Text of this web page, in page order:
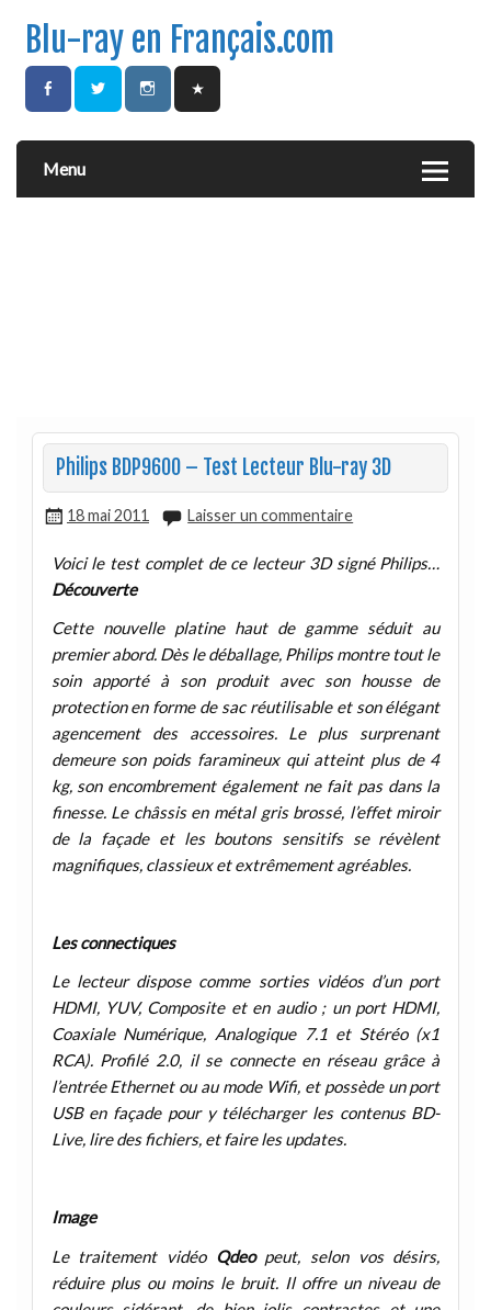
Blu-ray en Français.com
Menu
Philips BDP9600 – Test Lecteur Blu-ray 3D
18 mai 2011 Laisser un commentaire
Voici le test complet de ce lecteur 3D signé Philips…
Découverte
Cette nouvelle platine haut de gamme séduit au
premier abord. Dès le déballage, Philips montre tout le
soin apporté à son produit avec son housse de
protection en forme de sac réutilisable et son élégant
agencement des accessoires. Le plus surprenant
demeure son poids faramineux qui atteint plus de 4
kg, son encombrement également ne fait pas dans la
finesse. Le châssis en métal gris brossé, l’effet miroir
de la façade et les boutons sensitifs se révèlent
magnifiques, classieux et extrêmement agréables.
Les connectiques
Le lecteur dispose comme sorties vidéos d’un port
HDMI, YUV, Composite et en audio ; un port HDMI,
Coaxiale Numérique, Analogique 7.1 et Stéréo (x1
RCA). Profilé 2.0, il se connecte en réseau grâce à
l’entrée Ethernet ou au mode Wifi, et possède un port
USB en façade pour y télécharger les contenus BD-
Live, lire des fichiers, et faire les updates.
Image
Le traitement vidéo Qdeopeut, selon vos désirs,
réduire plus ou moins le bruit. Il offre un niveau de